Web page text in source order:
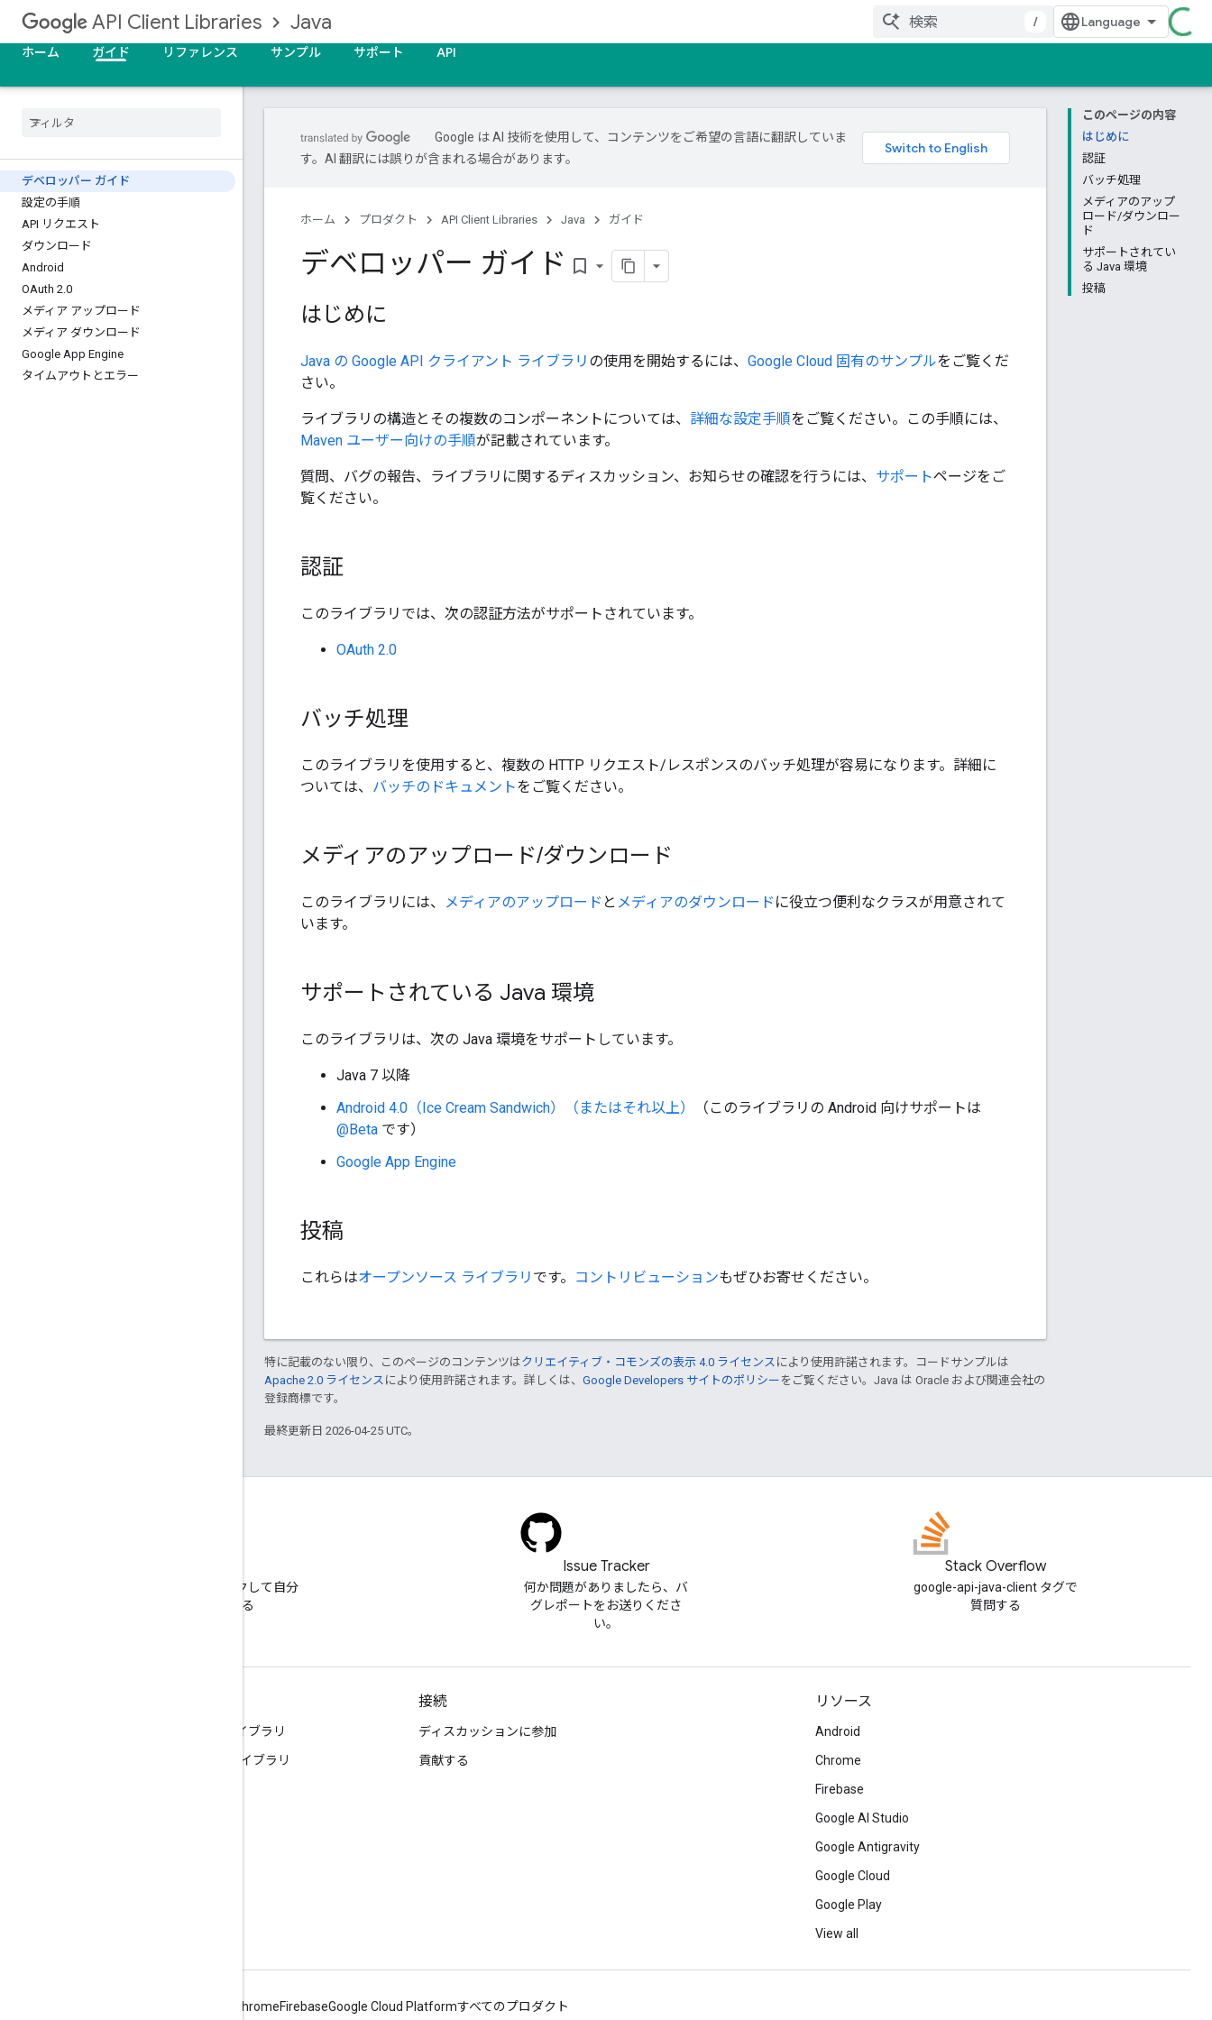
API Client Libraries Java
/
ホーム
ガイド リファレンス サンプル サポート API
デベロッパー ガイド
設定の手順
API リクエスト
ダウンロード
Android
OAuth 2.0
メディア アップロード
メディア ダウンロード
Google App Engine
タイムアウトとエラー
このページの内容
はじめに
認証
バッチ処理
メディアのアップ
ロード/ダウンロー
ド
サポートされてい
る Java 環境
投稿
Google は AI 技術を使用して、コンテンツをご希望の言語に翻訳していま
す。AI 翻訳には誤りが含まれる場合があります。
ホーム プロダクト API Client Libraries Java ガイド
デベロッパー ガイド bookmark_border
はじめに
Java の Google API クライアント ライブラリ の使用を開始するには、 Google Cloud 固有のサンプルをご覧くだ
さい。
ライブラリの構造とその複数のコンポーネントについては、 詳細な設定手順をご覧ください。この手順には、
Maven ユーザー向けの手順が記載されています。
質問、バグの報告、ライブラリに関するディスカッション、お知らせの確認を行うには、 サポートページをご
覧ください。
認証
このライブラリでは、次の認証方法がサポートされています。
OAuth 2.0
バッチ処理
このライブラリを使用すると、複数の HTTP リクエスト/レスポンスのバッチ処理が容易になります。詳細に
ついては、 バッチのドキュメントをご覧ください。
メディアのアップロード/ダウンロード
このライブラリには、 メディアのアップロード と メディアのダウンロード に役立つ便利なクラスが用意されて
います。
サポートされている Java 環境
このライブラリは、次の Java 環境をサポートしています。
Java 7 以降
Android 4.0（Ice Cream Sandwich）（またはそれ以上）
（このライブラリの Android 向けサポートは
@Beta です）
Google App Engine
投稿
これらはオープンソース ライブラリ です。 コントリビューションもぜひお寄せください。
特に記載のない限り、このページのコンテンツはクリエイティブ・コモンズの表示 4.0 ライセンス により使用許諾されます。コードサンプルは
Apache 2.0 ライセンス により使用許諾されます。詳しくは、 Google Developers サイトのポリシー をご覧ください。Java は Oracle および関連会社の
登録商標です。
最終更新日 2026-04-25 UTC。
サンプルをフォークして自分
で試してみる
Issue Tracker
何か問題がありましたら、バ
グレポートをお送りくださ
い。
Stack Overflow
google-api-java-client タグで
質問する
Java 用 Google HTTP クライアント ライブラリ
Java 用 Google OAuth クライアント ライブラリ
接続
ディスカッションに参加
貢献する
リソース
Android
Chrome
Firebase
Google AI Studio
Google Antigravity
Google Cloud
Google Play
View all
ChromeFirebaseGoogle Cloud Platformすべてのプロダクト